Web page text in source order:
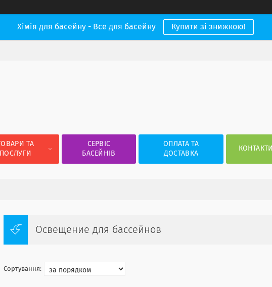
Хімія для басейну - Все для басейну Купити зі знижкою!
ТОВАРИ ТА
ПОСЛУГИ
СЕРВІС
БАСЕЙНІВ
ОПЛАТА ТА
ДОСТАВКА
КОНТАКТИ
Освещение для бассейнов